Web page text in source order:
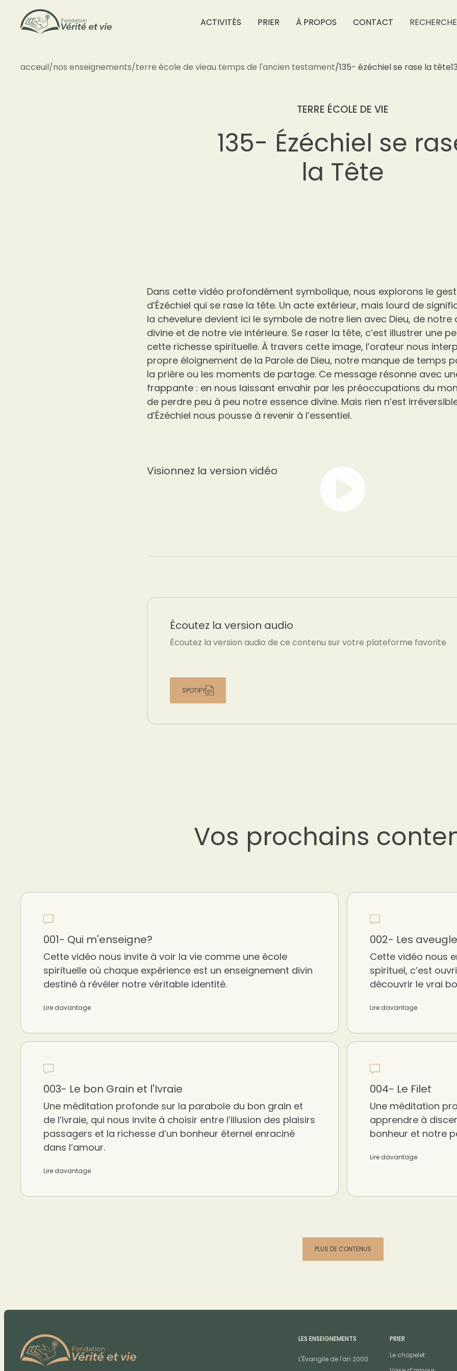
ACTIVITÉS PRIER À PROPOS CONTACT
acceuil/nos enseignements/terre école de vieau temps de l'ancien testament/135- ézéchiel se rase la tête
TERRE ÉCOLE DE VIE
135- Ézéchiel se
la Tête
Dans cette vidéo profondément symbolique, nous explorons le
d’Ézéchiel qui se rase la tête. Un acte extérieur, mais lourd de
la chevelure devient ici le symbole de notre lien avec Dieu, de notre
divine et de notre vie intérieure. Se raser la tête, c’est illustrer une
cette richesse spirituelle. À travers cette image, l’orateur nous
propre éloignement de la Parole de Dieu, notre manque de temps
la prière ou les moments de partage. Ce message résonne avec
frappante : en nous laissant envahir par les préoccupations du
de perdre peu à peu notre essence divine. Mais rien n’est
d’Ézéchiel nous pousse à revenir à l’essentiel.
Visionnez la version vidéo
Écoutez la version audio
Écoutez la version audio de ce contenu sur votre plateforme favorite
SPOTIFY
Vos prochains
001- Qui m'enseigne?
Cette vidéo nous invite à voir la vie comme une école
spirituelle où chaque expérience est un enseignement divin
destiné à révéler notre véritable identité.
Lire davantage
002- Les
Cette vidéo nous
spirituel, c’est
découvrir le vrai
Lire davantage
003- Le bon Grain et l'Ivraie
Une méditation profonde sur la parabole du bon grain et
de l’ivraie, qui nous invite à choisir entre l’illusion des plaisirs
passagers et la richesse d’un bonheur éternel enraciné
dans l’amour.
Lire davantage
004- Le Filet
Une méditation
apprendre à
bonheur et notre
Lire davantage
PLUS DE CONTENUS
LES ENSEIGNEMENTS
L'Évangile de l'an 2000
PRIER
Le chapelet